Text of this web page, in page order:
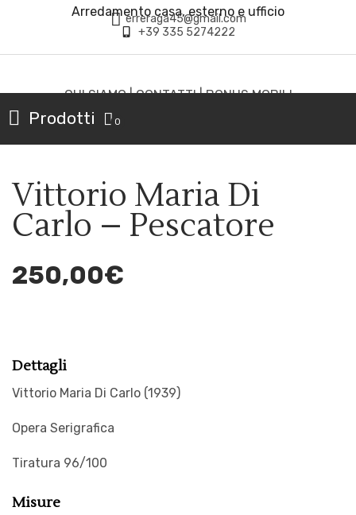
Arredamento casa, esterno e ufficio
erreraga45@gmail.com
+39 335 5274222
CHI SIAMO|CONTATTI|BONUS MOBILI
Prodotti 0
Vittorio Maria Di
Carlo – Pescatore
250,00€
Dettagli
Vittorio Maria Di Carlo (1939)
Opera Serigrafica
Tiratura 96/100
Misure